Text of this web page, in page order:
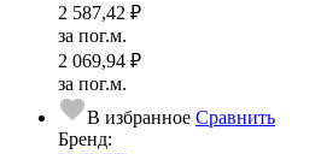
2 587,42 ₽
за пог.м.
2 069,94 ₽
за пог.м.
В избранное Сравнить
Бренд: